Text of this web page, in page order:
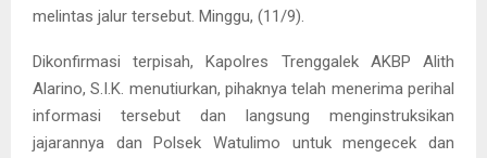
melintas jalur tersebut. Minggu, (11/9).
Dikonfirmasi terpisah, Kapolres Trenggalek AKBP Alith
Alarino, S.I.K. menutiurkan, pihaknya telah menerima perihal
informasi tersebut dan langsung menginstruksikan
jajarannya dan Polsek Watulimo untuk mengecek dan